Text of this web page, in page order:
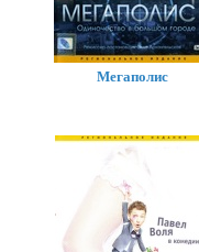
Мегаполис